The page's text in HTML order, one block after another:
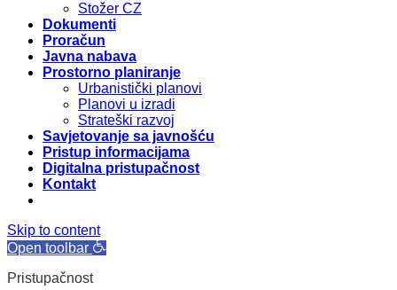
Stožer CZ
Dokumenti
Proračun
Javna nabava
Prostorno planiranje
Urbanistički planovi
Planovi u izradi
Strateški razvoj
Savjetovanje sa javnošću
Pristup informacijama
Digitalna pristupačnost
Kontakt
Skip to content
Open toolbar
Pristupačnost